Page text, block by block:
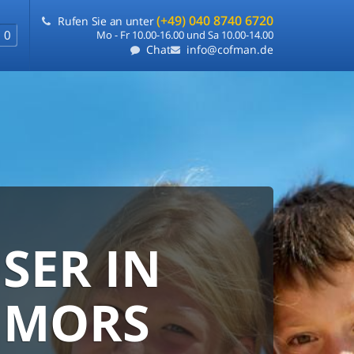
0
Rufen Sie an unter(+49) 040 8740 6720
Mo - Fr 10.00-16.00 und Sa 10.00-14.00
Chat info@cofman.de
IN
uns